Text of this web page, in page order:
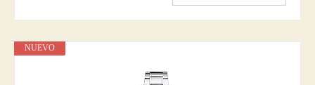
NUEVO